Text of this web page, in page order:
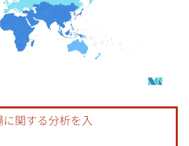
利用にはCC BY 4.0の表示が必要です。